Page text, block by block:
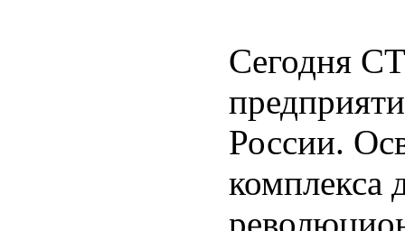
Сегодня
России.
комплекса